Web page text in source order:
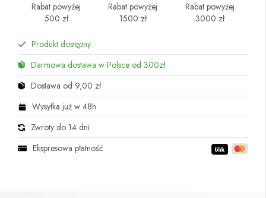
Rabat powyżej
500 zł
Rabat powyżej
1500 zł
Rabat powyżej
3000 zł
Produkt dostępny
Darmowa dostawa w Polsce od 300zł
Dostawa od 9,00 zł
Wysyłka już w 48h
Zwroty do 14 dni
Ekspresowa płatność